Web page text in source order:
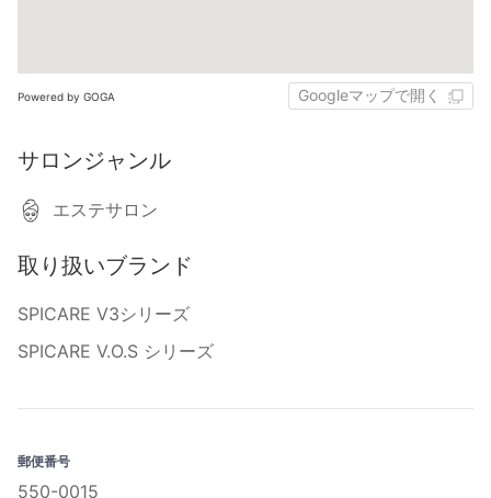
Powered by GOGA Googleマップで開く
サロンジャンル
エステサロン
取り扱いブランド
SPICARE V3シリーズ
SPICARE V.O.S シリーズ
郵便番号
550-0015